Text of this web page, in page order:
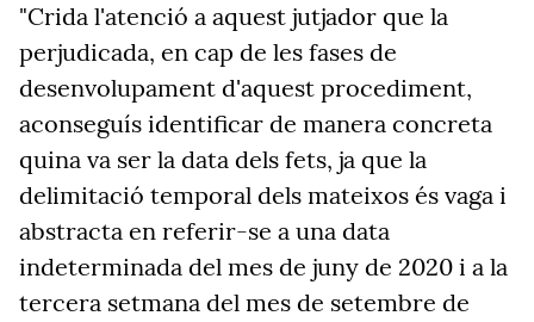
"Crida l'atenció a aquest jutjador que la
perjudicada, en cap de les fases de
desenvolupament d'aquest procediment,
aconseguís identificar de manera concreta
quina va ser la data dels fets, ja que la
delimitació temporal dels mateixos és vaga i
abstracta en referir-se a una data
indeterminada del mes de juny de 2020 i a la
tercera setmana del mes de setembre de